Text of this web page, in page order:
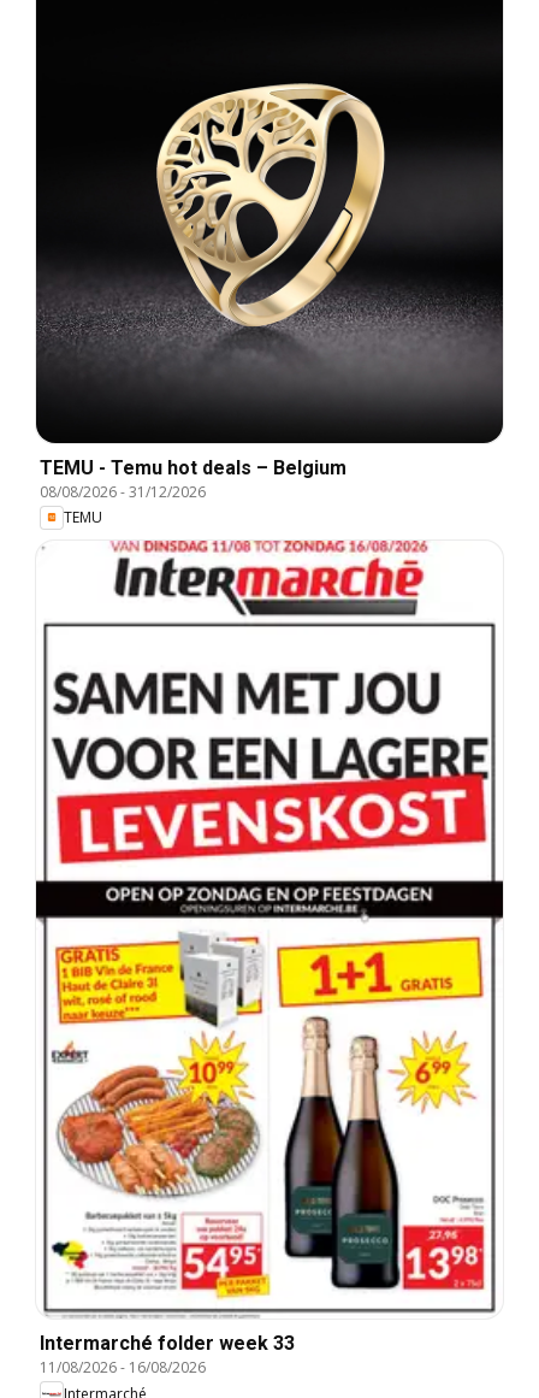
TEMU - Temu hot deals – Belgium
08/08/2026-31/12/2026
TEMU
Intermarché folder week 33
11/08/2026- 16/08/2026
Intermarché